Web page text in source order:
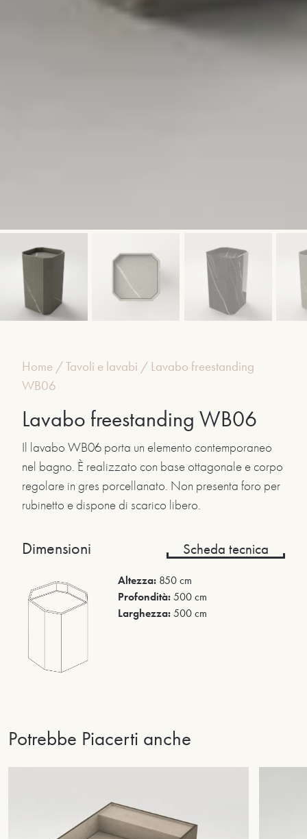
Home /Tavoli e lavabi / Lavabo freestanding
WB06
Lavabo freestanding WB06
Il lavabo WB06 porta un elemento contemporaneo
nel bagno. È realizzato con base ottagonale e corpo
regolare in gres porcellanato. Non presenta foro per
rubinetto e dispone di scarico libero.
Dimensioni Scheda tecnica
Altezza: 850 cm
Profondità:500 cm
Larghezza:500 cm
Potrebbe Piacerti anche